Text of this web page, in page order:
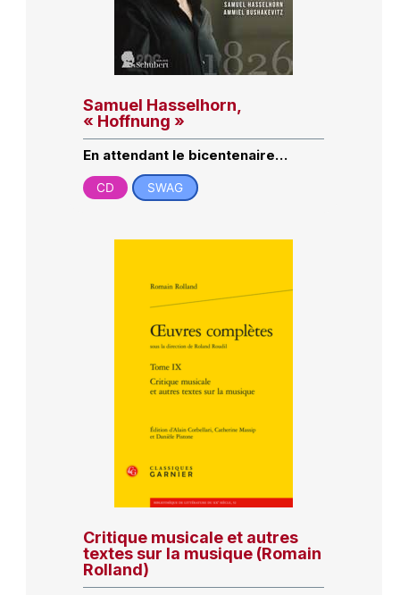
Samuel Hasselhorn,
« Hoffnung »
En attendant le bicentenaire…
CD SWAG
Critique musicale et autres
textes sur la musique (Romain
Rolland)